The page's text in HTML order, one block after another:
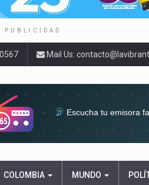
PUBLICIDAD
Mail Us:
Escucha tu emisora
COLOMBIA MUNDO